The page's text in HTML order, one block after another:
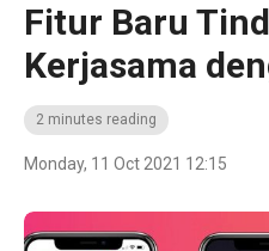
Fitur Baru
Kerjasama
2 minutes reading
Monday, 11 Oct 2021 12:15